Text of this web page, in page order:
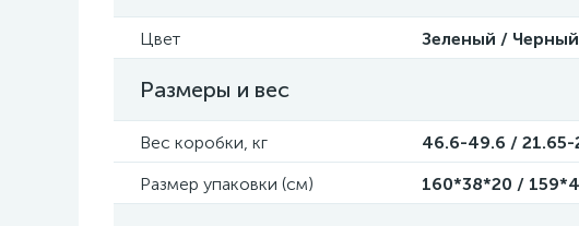
Цвет Зеленый / Черный
Размеры и вес
Вес коробки, кг
46.6-49.6 / 21.65-
Размер упаковки (см)
160*38*20 /